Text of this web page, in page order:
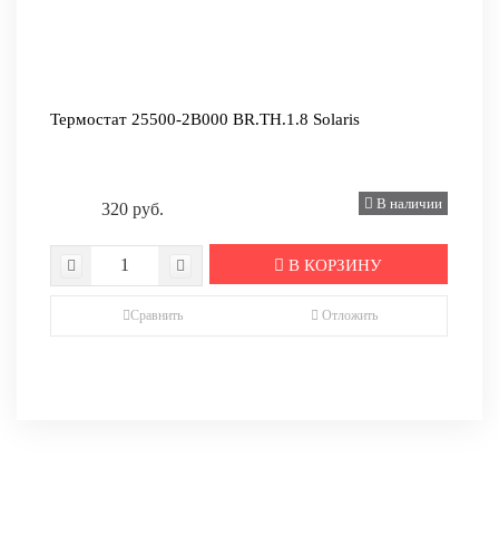
Термостат 25500-2B000 BR.TH.1.8 Solaris
320 руб. В наличии
В КОРЗИНУ
Сравнить Отложить